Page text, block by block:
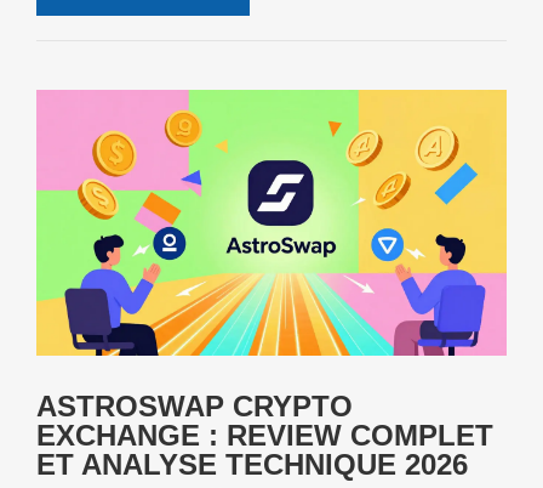
ASTROSWAP CRYPTO
EXCHANGE : REVIEW COMPLET
ET ANALYSE TECHNIQUE 2026